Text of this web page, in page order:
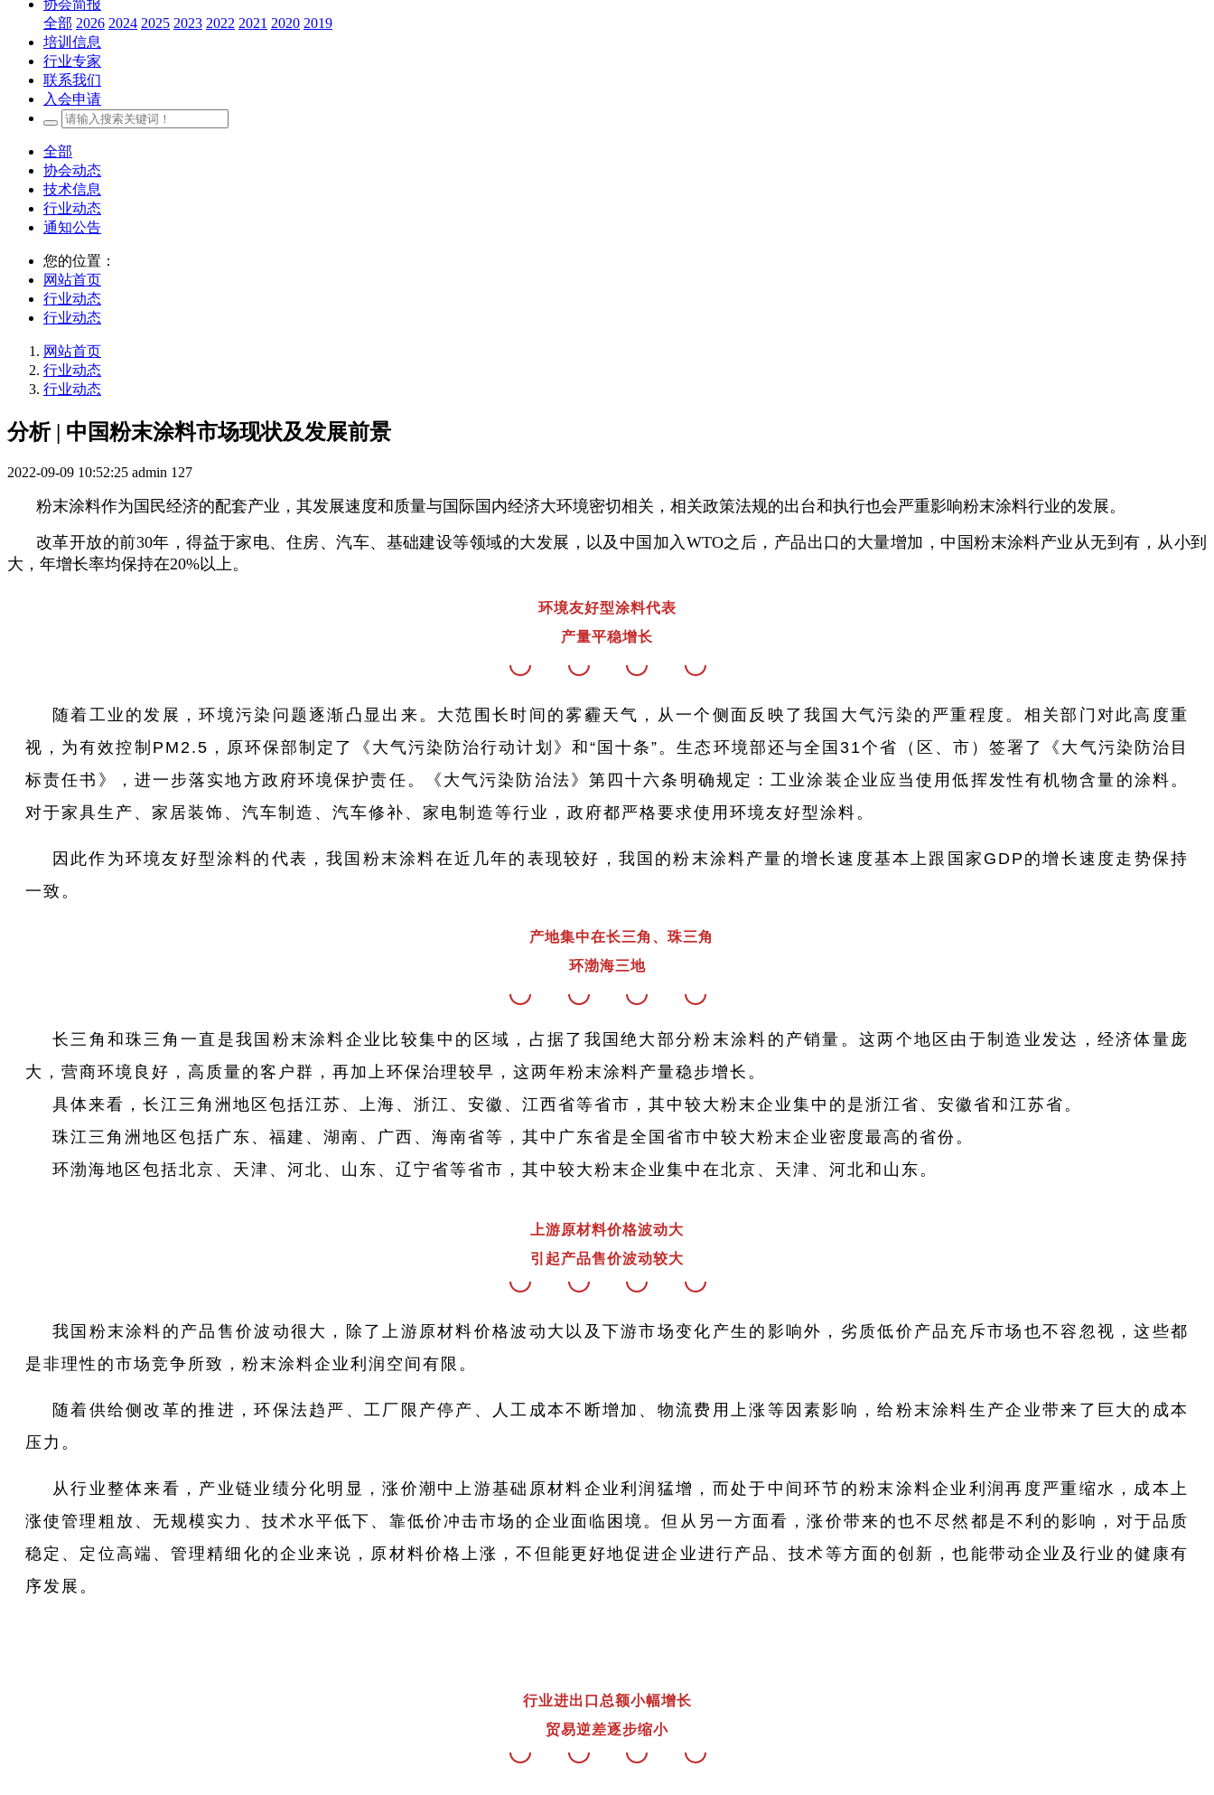
协会简报
全部 2026 2024 2025 2023 2022 2021 2020 2019
培训信息
行业专家
联系我们
入会申请
全部
协会动态
技术信息
行业动态
通知公告
您的位置：
网站首页
行业动态
行业动态
网站首页
行业动态
行业动态
分析 | 中国粉末涂料市场现状及发展前景
2022-09-09 10:52:25 admin 127
粉末涂料作为国民经济的配套产业，其发展速度和质量与国际国内经济大环境密切相关，相关政策法规的出台和执行也会严重影响粉末涂料行业的发展。
改革开放的前30年，得益于家电、住房、汽车、基础建设等领域的大发展，以及中国加入WTO之后，产品出口的大量增加，中国粉末涂料产业从无到有，从小到
大，年增长率均保持在20%以上。
环境友好型涂料代表
产量平稳增长
随着工业的发展，环境污染问题逐渐凸显出来。大范围长时间的雾霾天气，从一个侧面反映了我国大气污染的严重程度。相关部门对此高度重
视，为有效控制PM2.5，原环保部制定了《大气污染防治行动计划》和“国十条”。生态环境部还与全国31个省（区、市）签署了《大气污染防治目
标责任书》，进一步落实地方政府环境保护责任。《大气污染防治法》第四十六条明确规定：工业涂装企业应当使用低挥发性有机物含量的涂料。
对于家具生产、家居装饰、汽车制造、汽车修补、家电制造等行业，政府都严格要求使用环境友好型涂料。
因此作为环境友好型涂料的代表，我国粉末涂料在近几年的表现较好，我国的粉末涂料产量的增长速度基本上跟国家GDP的增长速度走势保持
一致。
产地集中在长三角、珠三角
环渤海三地
长三角和珠三角一直是我国粉末涂料企业比较集中的区域，占据了我国绝大部分粉末涂料的产销量。这两个地区由于制造业发达，经济体量庞
大，营商环境良好，高质量的客户群，再加上环保治理较早，这两年粉末涂料产量稳步增长。
具体来看，长江三角洲地区包括江苏、上海、浙江、安徽、江西省等省市，其中较大粉末企业集中的是浙江省、安徽省和江苏省。
珠江三角洲地区包括广东、福建、湖南、广西、海南省等，其中广东省是全国省市中较大粉末企业密度最高的省份。
环渤海地区包括北京、天津、河北、山东、辽宁省等省市，其中较大粉末企业集中在北京、天津、河北和山东。
上游原材料价格波动大
引起产品售价波动较大
我国粉末涂料的产品售价波动很大，除了上游原材料价格波动大以及下游市场变化产生的影响外，劣质低价产品充斥市场也不容忽视，这些都
是非理性的市场竞争所致，粉末涂料企业利润空间有限。
随着供给侧改革的推进，环保法趋严、工厂限产停产、人工成本不断增加、物流费用上涨等因素影响，给粉末涂料生产企业带来了巨大的成本
压力。
从行业整体来看，产业链业绩分化明显，涨价潮中上游基础原材料企业利润猛增，而处于中间环节的粉末涂料企业利润再度严重缩水，成本上
涨使管理粗放、无规模实力、技术水平低下、靠低价冲击市场的企业面临困境。但从另一方面看，涨价带来的也不尽然都是不利的影响，对于品质
稳定、定位高端、管理精细化的企业来说，原材料价格上涨，不但能更好地促进企业进行产品、技术等方面的创新，也能带动企业及行业的健康有
序发展。
行业进出口总额小幅增长
贸易逆差逐步缩小